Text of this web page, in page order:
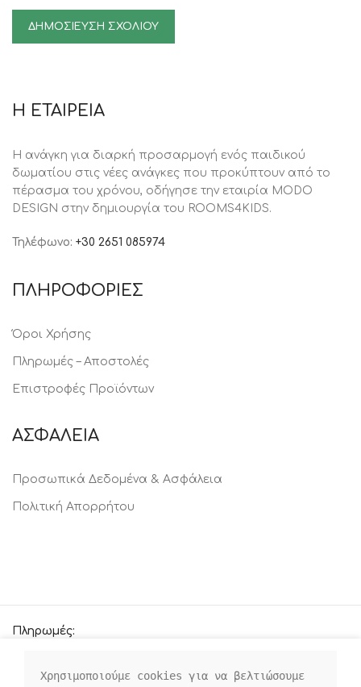
Η ΕΤΑΙΡΕΙΑ
Η ανάγκη για διαρκή προσαρμογή ενός παιδικού
δωματίου στις νέες ανάγκες που προκύπτουν από το
πέρασμα του χρόνου, oδήγησε την εταιρία MODO
DESIGN στην δημιουργία του ROOMS4KIDS.
Τηλέφωνο: +30 2651 085974
ΠΛΗΡΟΦΟΡΙΕΣ
Όροι Χρήσης
Πληρωμές – Αποστολές
Επιστροφές Προϊόντων
ΑΣΦΑΛΕΙΑ
Προσωπικά Δεδομένα & Ασφάλεια
Πολιτική Απορρήτου
Πληρωμές:
Χρησιμοποιούμε cookies για να βελτιώσουμε